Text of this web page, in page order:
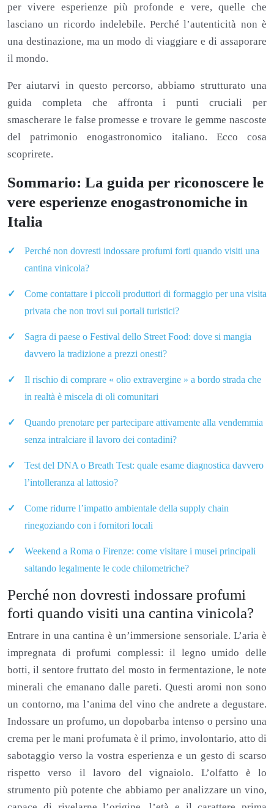
per vivere esperienze più profonde e vere, quelle che
lasciano un ricordo indelebile. Perché l’autenticità non è
una destinazione, ma un modo di viaggiare e di assaporare
il mondo.
Per aiutarvi in questo percorso, abbiamo strutturato una
guida completa che affronta i punti cruciali per
smascherare le false promesse e trovare le gemme nascoste
del patrimonio enogastronomico italiano. Ecco cosa
scoprirete.
Sommario: La guida per riconoscere le
vere esperienze enogastronomiche in
Italia
Perché non dovresti indossare profumi forti quando visiti una
cantina vinicola?
Come contattare i piccoli produttori di formaggio per una visita
privata che non trovi sui portali turistici?
Sagra di paese o Festival dello Street Food: dove si mangia
davvero la tradizione a prezzi onesti?
Il rischio di comprare « olio extravergine » a bordo strada che
in realtà è miscela di oli comunitari
Quando prenotare per partecipare attivamente alla vendemmia
senza intralciare il lavoro dei contadini?
Test del DNA o Breath Test: quale esame diagnostica davvero
l’intolleranza al lattosio?
Come ridurre l’impatto ambientale della supply chain
rinegoziando con i fornitori locali
Weekend a Roma o Firenze: come visitare i musei principali
saltando legalmente le code chilometriche?
Perché non dovresti indossare profumi
forti quando visiti una cantina vinicola?
Entrare in una cantina è un’immersione sensoriale. L’aria è
impregnata di profumi complessi: il legno umido delle
botti, il sentore fruttato del mosto in fermentazione, le note
minerali che emanano dalle pareti. Questi aromi non sono
un contorno, ma l’anima del vino che andrete a degustare.
Indossare un profumo, un dopobarba intenso o persino una
crema per le mani profumata è il primo, involontario, atto di
sabotaggio verso la vostra esperienza e un gesto di scarso
rispetto verso il lavoro del vignaiolo. L’olfatto è lo
strumento più potente che abbiamo per analizzare un vino,